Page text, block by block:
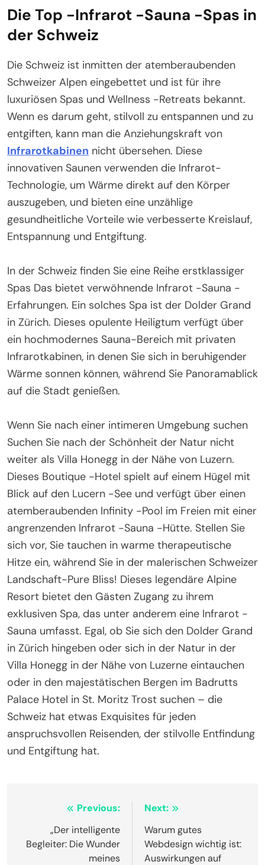
Die Top -Infrarot -Sauna -Spas in
der Schweiz
Die Schweiz ist inmitten der atemberaubenden
Schweizer Alpen eingebettet und ist für ihre
luxuriösen Spas und Wellness -Retreats bekannt.
Wenn es darum geht, stilvoll zu entspannen und zu
entgiften, kann man die Anziehungskraft von
Infrarotkabinen nicht übersehen. Diese
innovativen Saunen verwenden die Infrarot-
Technologie, um Wärme direkt auf den Körper
auszugeben, und bieten eine unzählige
gesundheitliche Vorteile wie verbesserte Kreislauf,
Entspannung und Entgiftung.
In der Schweiz finden Sie eine Reihe erstklassiger
Spas Das bietet verwöhnende Infrarot -Sauna -
Erfahrungen. Ein solches Spa ist der Dolder Grand
in Zürich. Dieses opulente Heiligtum verfügt über
ein hochmodernes Sauna-Bereich mit privaten
Infrarotkabinen, in denen Sie sich in beruhigender
Wärme sonnen können, während Sie Panoramablick
auf die Stadt genießen.
Wenn Sie nach einer intimeren Umgebung suchen
Suchen Sie nach der Schönheit der Natur nicht
weiter als Villa Honegg in der Nähe von Luzern.
Dieses Boutique -Hotel spielt auf einem Hügel mit
Blick auf den Lucern -See und verfügt über einen
atemberaubenden Infinity -Pool im Freien mit einer
angrenzenden Infrarot -Sauna -Hütte. Stellen Sie
sich vor, Sie tauchen in warme therapeutische
Hitze ein, während Sie in der malerischen Schweizer
Landschaft-Pure Bliss! Dieses legendäre Alpine
Resort bietet den Gästen Zugang zu ihrem
exklusiven Spa, das unter anderem eine Infrarot -
Sauna umfasst. Egal, ob Sie sich den Dolder Grand
in Zürich hingeben oder sich in der Natur in der
Villa Honegg in der Nähe von Luzerne eintauchen
oder in den majestätischen Bergen im Badrutts
Palace Hotel in St. Moritz Trost suchen – die
Schweiz hat etwas Exquisites für jeden
anspruchsvollen Reisenden, der stilvolle Entfindung
und Entgiftung hat.
navigation
Previous:
„Der intelligente
Begleiter: Die Wunder
meines
Next:
Warum gutes
Webdesign wichtig ist:
Auswirkungen auf